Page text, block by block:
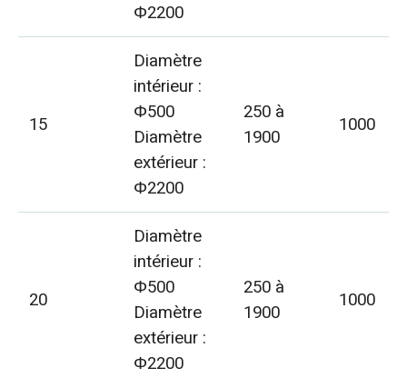
Φ2200
15
Diamètre
intérieur :
Φ500
Diamètre
extérieur :
Φ2200
250 à
1900
1000
20
Diamètre
intérieur :
Φ500
Diamètre
extérieur :
Φ2200
250 à
1900
1000